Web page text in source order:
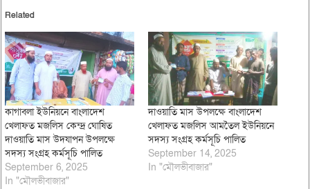
Related
কাগাবলা ইউনিয়নে বাংলাদেশ
খেলাফত মজলিস কেন্দ্র ঘোষিত
দাওয়াতি মাস উদযাপন উপলক্ষে
সদস্য সংগ্রহ কর্মসূচি পালিত
September 6, 2025
In "মৌলভীবাজার"
দাওয়াতি মাস উপলক্ষে বাংলাদেশ
খেলাফত মজলিস আমতৈল ইউনিয়নে
সদস্য সংগ্রহ কর্মসূচি পালিত
September 14, 2025
In "মৌলভীবাজার"